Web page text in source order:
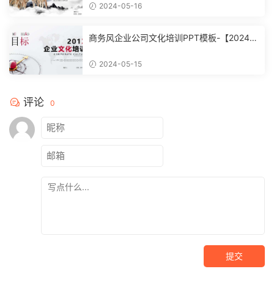
2024-05-16
商务风企业公司文化培训PPT模板-【20240
2024-05-15
评论 0
提交